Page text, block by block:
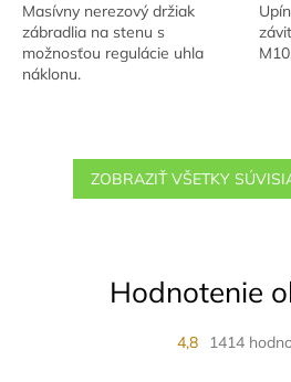
5
hviezdičiek.
Masívny nerezový držiak
zábradlia na stenu s
možnosťou regulácie uhla
náklonu.
5
ZOBRAZIŤ VŠETKY
Hodnotenie
4,8 1414